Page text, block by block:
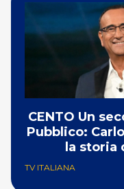
CENTO Un
Pubblico:
la storia
TV ITALIANA